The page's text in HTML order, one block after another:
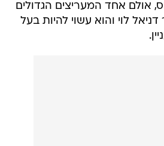
אולם אחד המעריצים הגדולים
לוי והוא עשוי להיות בעל